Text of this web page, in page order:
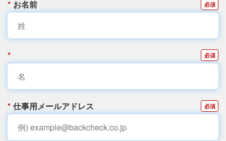
* お名前
*
* 仕事用メールアドレス